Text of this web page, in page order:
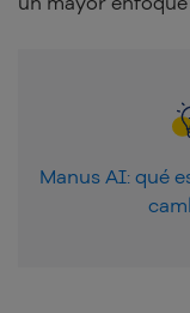
Manus AI: qué